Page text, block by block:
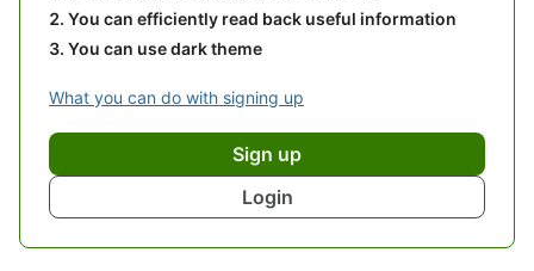
You can efficiently read back useful information
You can use dark theme
What you can do with signing up
Sign up
Login